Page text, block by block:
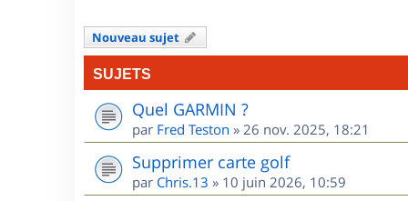
Nouveau sujet
SUJETS
Quel GARMIN ?
par Fred Teston » 26 nov. 2025, 18:21
Supprimer carte golf
par Chris.13 » 10 juin 2026, 10:59